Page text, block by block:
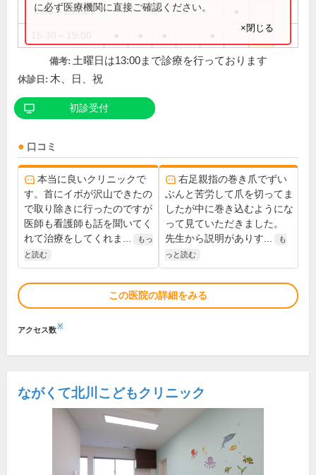
9:00～13:00
に必ず医療機関に直接ご確認ください。
×閉じる
備考: 土曜日は13:00まで診療を行っております
休診日: 木、日、祝
初診受付
口コミ
本当に良いクリニックで
す。首にイボが沢山できたの
で取り除きに行ったのですが
医師も看護師も話を聞いてく
れて治療をしてくれま...
もっ
と読む
右足親指の巻き爪でずい
ぶんと苦労して爪を切ってま
したが中に巻き込むようにな
って見ていただきました。
先生から説明がありす...
も
っと読む
この医院の詳細をみる
アクセス数※
ながくて北川こどもクリニック